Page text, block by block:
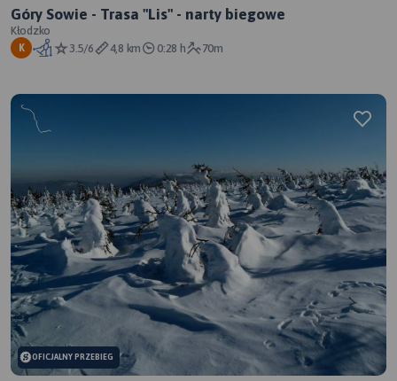
Góry Sowie - Trasa "Lis" - narty biegowe
Kłodzko
K 3.5/6 4,8 km 0:28 h 70m
OFICJALNY PRZEBIEG